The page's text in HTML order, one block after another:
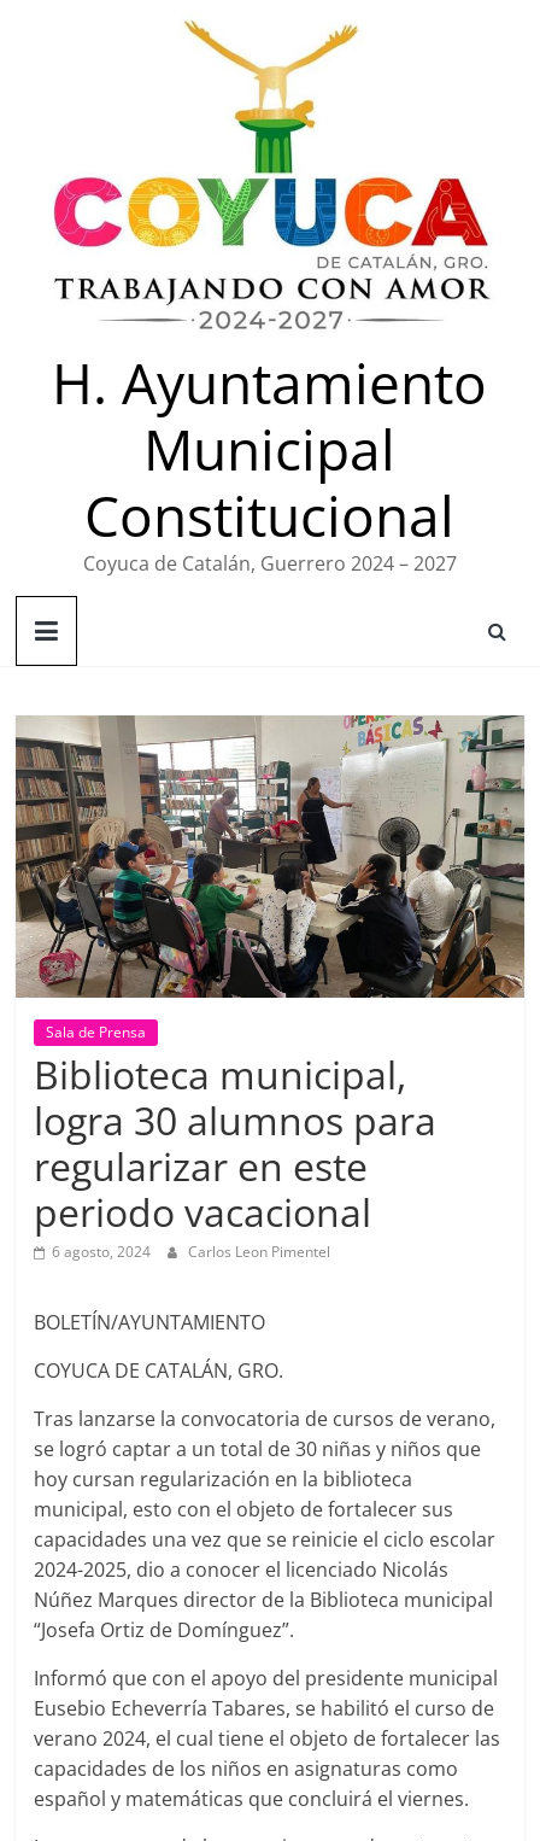
H. Ayuntamiento
Municipal
Constitucional
Coyuca de Catalán, Guerrero 2024 – 2027
Sala de Prensa
Biblioteca municipal,
logra 30 alumnos para
regularizar en este
periodo vacacional
6 agosto, 2024 Carlos Leon Pimentel
BOLETÍN/AYUNTAMIENTO
COYUCA DE CATALÁN, GRO.
Tras lanzarse la convocatoria de cursos de verano,
se logró captar a un total de 30 niñas y niños que
hoy cursan regularización en la biblioteca
municipal, esto con el objeto de fortalecer sus
capacidades una vez que se reinicie el ciclo escolar
2024-2025, dio a conocer el licenciado Nicolás
Núñez Marques director de la Biblioteca municipal
“Josefa Ortiz de Domínguez”.
Informó que con el apoyo del presidente municipal
Eusebio Echeverría Tabares, se habilitó el curso de
verano 2024, el cual tiene el objeto de fortalecer las
capacidades de los niños en asignaturas como
español y matemáticas que concluirá el viernes.